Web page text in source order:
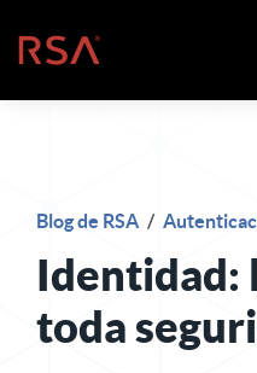
Inicio
Blog de RSA /
Identidad:
toda